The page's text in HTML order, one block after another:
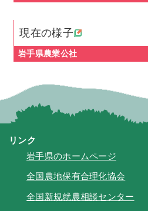
現在の様子
岩手県農業公社
リンク
岩手県のホームページ
全国農地保有合理化協会
全国新規就農相談センター